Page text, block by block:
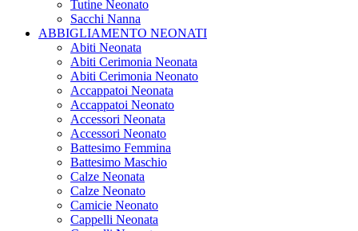
Tutine Neonato
Sacchi Nanna
ABBIGLIAMENTO NEONATI
Abiti Neonata
Abiti Cerimonia Neonata
Abiti Cerimonia Neonato
Accappatoi Neonata
Accappatoi Neonato
Accessori Neonata
Accessori Neonato
Battesimo Femmina
Battesimo Maschio
Calze Neonata
Calze Neonato
Camicie Neonato
Cappelli Neonata